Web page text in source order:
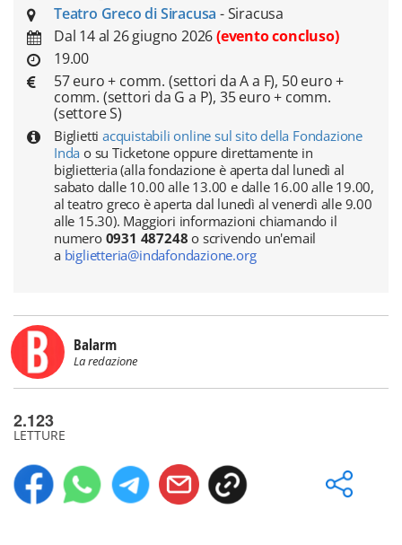
Teatro Greco di Siracusa - Siracusa
Dal 14 al 26 giugno 2026(evento concluso)
19.00
57 euro + comm. (settori da A a F), 50 euro +
comm. (settori da G a P), 35 euro + comm.
(settore S)
Biglietti acquistabili online sul sito della Fondazione
Inda o su Ticketone oppure direttamente in
biglietteria (alla fondazione è aperta dal lunedì al
sabato dalle 10.00 alle 13.00 e dalle 16.00 alle 19.00,
al teatro greco è aperta dal lunedì al venerdì alle 9.00
alle 15.30). Maggiori informazioni chiamando il
numero 0931 487248 o scrivendo un'email
a biglietteria@indafondazione.org
Balarm
La redazione
2.123
LETTURE